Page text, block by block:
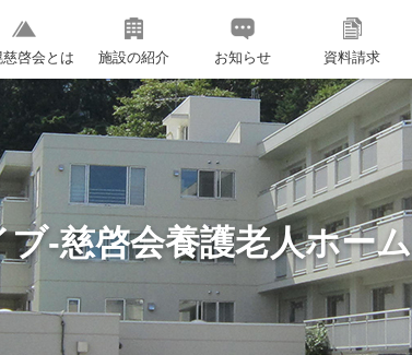
慈啓会とは 施設の紹介 お知らせ 資料請求
-慈啓会養護老人ホーム